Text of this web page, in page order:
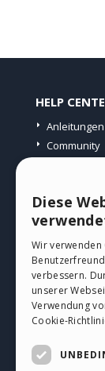
HELP
Anleitungen
Community
PROFIL
Meine
Meine
Diese
Wir verwenden
verbessern.
unserer
Verwendung
Cookie-